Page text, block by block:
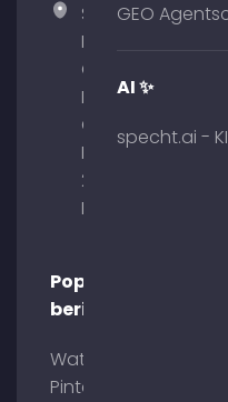
Specht
Marketing
GmbH –
Palais am
Obelisk
Briennerstr.
29 80333
München
Populaire
berichten
Wat is
Pinterest
GEO
AI ✨
specht.ai -